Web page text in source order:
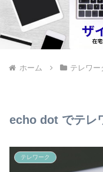
ホーム テレワー
echo dot でテレ
テレワーク